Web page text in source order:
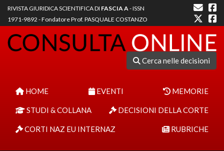
RIVISTA GIURIDICA SCIENTIFICA DI FASCIA A- ISSN
1971-9892 - Fondatore Prof. PASQUALE COSTANZO
Cerca nelle decisioni
HOME EVENTI MEMORIE
STUDI & COLLANA DECISIONI DELLA CORTE
CORTI NAZ EU INTERNAZ RUBRICHE